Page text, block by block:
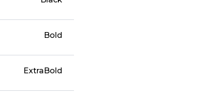
Bold
ExtraBold